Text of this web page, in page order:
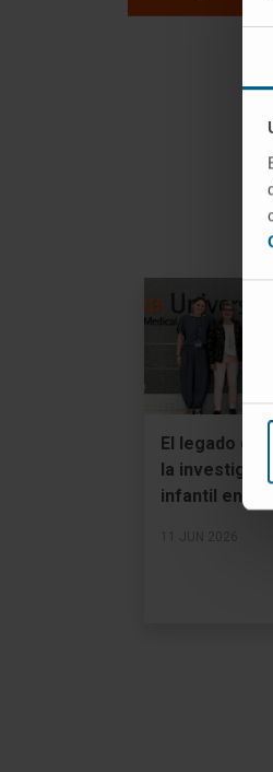
El legado de
la
infantil en el